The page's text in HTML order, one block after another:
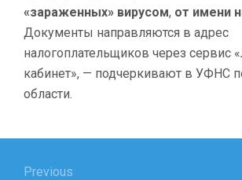
«зараженных» вирусом, от имени
Документы направляются в адрес
налогоплательщиков через сервис
кабинет», — подчеркивают в УФНС
области.
Previous